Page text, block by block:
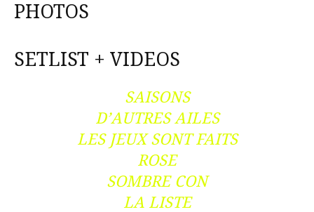
PHOTOS
SETLIST + VIDEOS
SAISONS
D’AUTRES AILES
LES JEUX SONT FAITS
ROSE
SOMBRE CON
LA LISTE